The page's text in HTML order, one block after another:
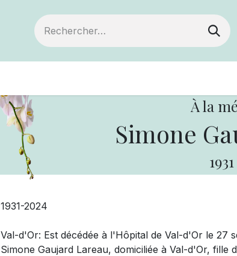
À la
Simone
1931
1931-2024
Val-d'Or: Est décédée à l'Hôpital de Val-d'Or le 27
Simone Gaujard Lareau, domiciliée à Val-d'Or, fille